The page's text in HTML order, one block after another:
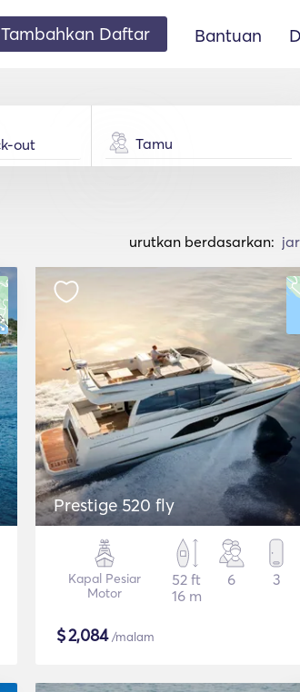
Tambahkan Daftar Bantuan
Tamu
urutkan berdasarkan:
Prestige 520 fly
Kapal Pesiar
Motor
52 ft
16 m
6 3
$2,084/malam